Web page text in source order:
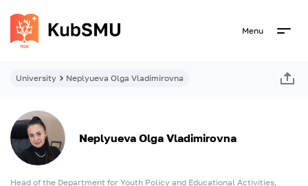
Menu
University Neplyueva Olga Vladimirovna
Neplyueva Olga Vladimirovna
Head of the Department for Youth Policy and Educational Activities,